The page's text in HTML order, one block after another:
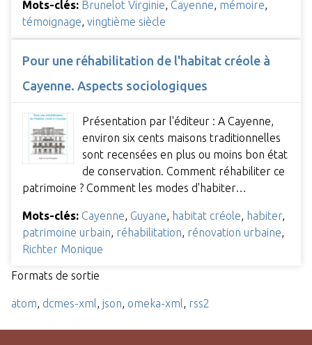
Mots-clés: Brunelot Virginie Cayenne mémoire
témoignage vingtième siècle
Pour une réhabilitation de l'habitat créole à
Cayenne. Aspects sociologiques
Présentation par l'éditeur : A Cayenne,
environ six cents maisons traditionnelles
sont recensées en plus ou moins bon état
de conservation. Comment réhabiliter ce
patrimoine ? Comment les modes d'habiter…
Mots-clés: Cayenne, Guyane, habitat créole, habiter,
patrimoine urbain, réhabilitation, rénovation urbaine,
Richter Monique
Formats de sortie
atom, dcmes-xml, json, omeka-xml, rss2